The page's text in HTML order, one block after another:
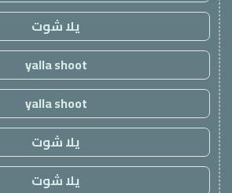
يلا شوت
yalla shoot
yalla shoot
يلا شوت
يلا شوت